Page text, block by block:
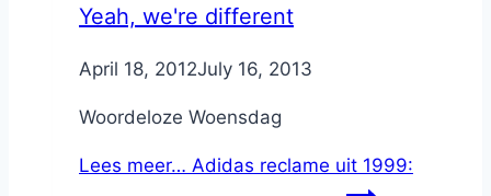
Yeah, we're different
ByNicole
April 18, 2012July 16, 2013
Woordeloze Woensdag
Lees meer… Adidas reclame uit 1999: